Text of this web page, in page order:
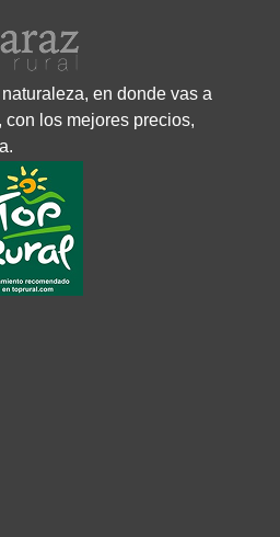
en donde vas a
los mejores precios,